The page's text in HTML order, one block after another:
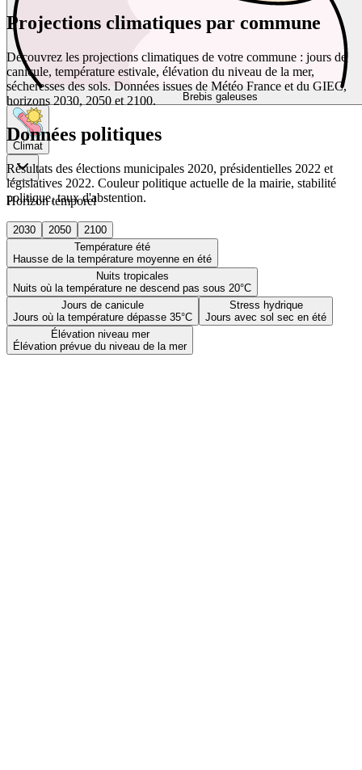
Brebis galeuses
Climat
Horizon temporel
2030 2050
2100
Température été
Hausse de la température moyenne en été
Nuits tropicales
Nuits où la température ne descend pas sous 20°C
Jours de canicule
Jours où la température dépasse 35°C
Stress hydrique
Jours avec sol sec en été
Élévation niveau mer
Élévation prévue du niveau de la mer
Projections climatiques par commune
Découvrez les projections climatiques de votre commune : jours de
canicule, température estivale, élévation du niveau de la mer,
sécheresses des sols. Données issues de Météo France et du GIEC,
horizons 2030, 2050 et 2100.
Données politiques
Résultats des élections municipales 2020, présidentielles 2022 et
législatives 2022. Couleur politique actuelle de la mairie, stabilité
politique, taux d'abstention.